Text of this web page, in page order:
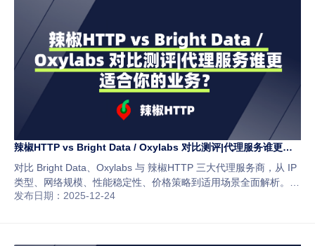
辣椒HTTP vs Bright Data / Oxylabs 对比测评|代理服务谁更适
合你的业务？
对比 Bright Data、Oxylabs 与 辣椒HTTP 三大代理服务商，从 IP
类型、网络规模、性能稳定性、价格策略到适用场景全面解析。若
你关注账号长期稳定、防封与性价比，辣椒HTTP 的静态住宅代理
发布日期：2025-12-24